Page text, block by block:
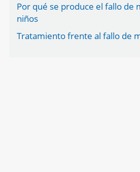
Por qué se produce el fallo de
niños
Tratamiento frente al fallo de